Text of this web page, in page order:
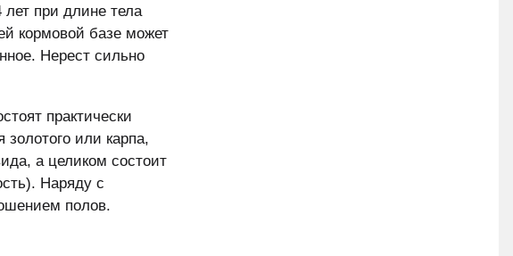
лет при длине тела
кормовой базе может
Нерест сильно
практически
или карпа,
а целиком состоит
Наряду с
полов.